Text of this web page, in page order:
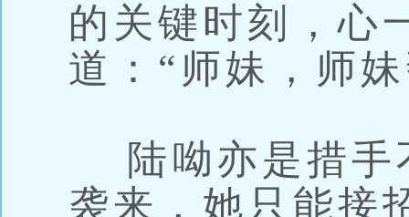
的关键时刻，心
道：“师妹，师
陆呦亦是措手
袭来，她只能接